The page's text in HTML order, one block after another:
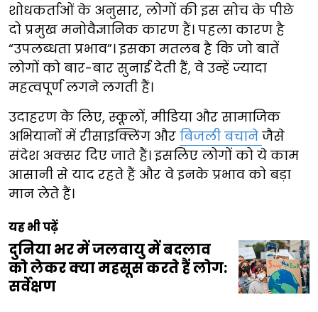
शोधकर्ताओं के अनुसार, लोगों की इस सोच के पीछे
दो प्रमुख मनोवैज्ञानिक कारण हैं। पहला कारण है
“उपलब्धता प्रभाव”। इसका मतलब है कि जो बातें
लोगों को बार-बार सुनाई देती हैं, वे उन्हें ज्यादा
महत्वपूर्ण लगने लगती हैं।
उदाहरण के लिए, स्कूलों, मीडिया और सामाजिक
अभियानों में रीसाइक्लिंग और बिजली बचाने जैसे
संदेश अक्सर दिए जाते हैं। इसलिए लोगों को ये काम
आसानी से याद रहते हैं और वे इनके प्रभाव को बड़ा
मान लेते हैं।
यह भी पढ़ें
दुनिया भर में जलवायु में बदलाव
को लेकर क्या महसूस करते हैं लोग:
सर्वेक्षण